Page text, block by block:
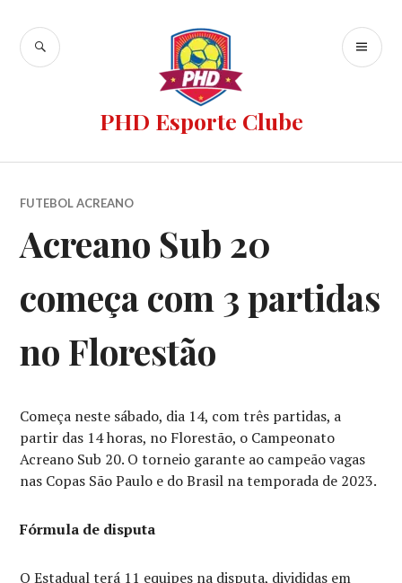
PHD Esporte Clube
FUTEBOL ACREANO
Acreano Sub 20
começa com 3 partidas
no Florestão
Começa neste sábado, dia 14, com três partidas, a
partir das 14 horas, no Florestão, o Campeonato
Acreano Sub 20. O torneio garante ao campeão vagas
nas Copas São Paulo e do Brasil na temporada de 2023.
Fórmula de disputa
O Estadual terá 11 equipes na disputa, divididas em